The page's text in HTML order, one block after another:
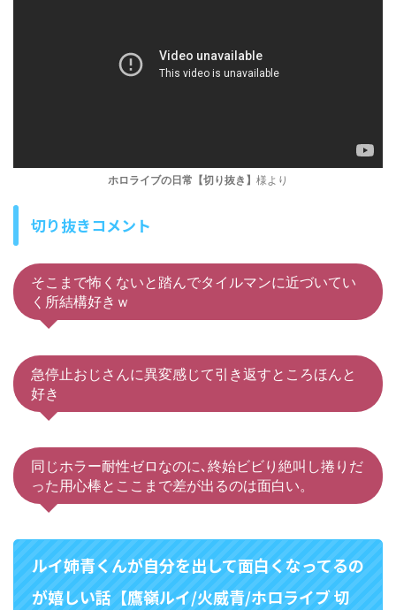
ホロライブの日常【切り抜き】 様より
切り抜きコメント
そこまで怖くないと踏んでタイルマンに近づいてい
く所結構好きｗ
急停止おじさんに異変感じて引き返すところほんと
好き
同じホラー耐性ゼロなのに､終始ビビり絶叫し捲りだ
った用心棒とここまで差が出るのは面白い。
ルイ姉青くんが自分を出して面白くなってるの
が嬉しい話【鷹嶺ルイ/火威青/ホロライブ 切